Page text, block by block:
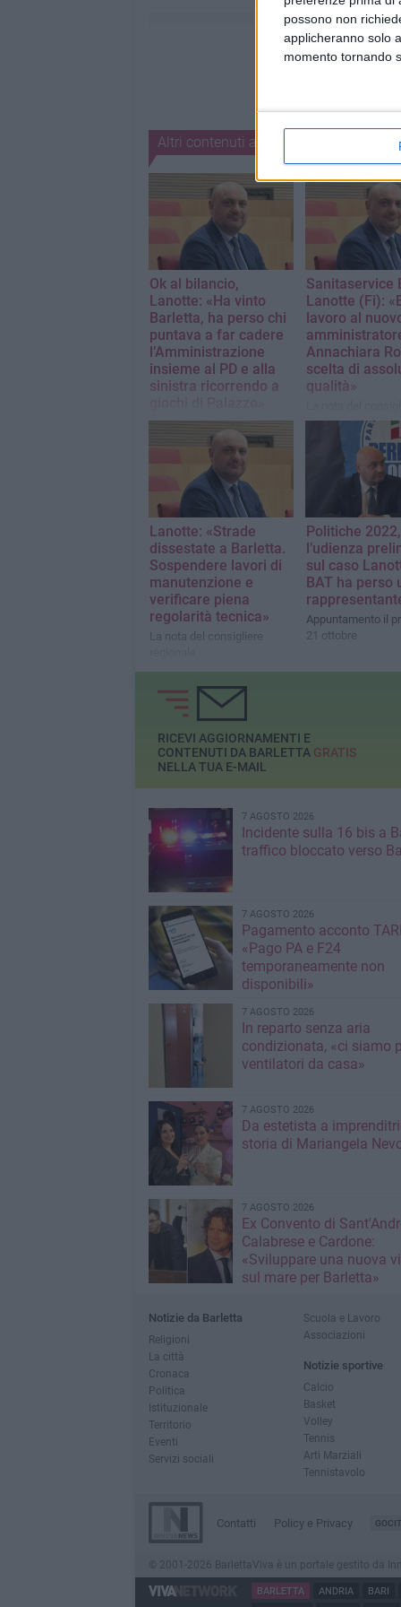
possono non
applicheranno solo
momento tornando
Altri contenuti a tema
Ok al bilancio,
Lanotte: «Ha vinto
Barletta, ha perso chi
puntava a far cadere
l’Amministrazione
insieme al PD e alla
sinistra ricorrendo a
La nota del presidente del
consiglio comunale e
consigliere regionale di
Forza Italia
Sanitaservice
Lanotte (Fi):
lavoro al
Annachiara
scelta di
qualità»
regionale di Forza
Lanotte: «Strade
dissestate a Barletta.
Sospendere lavori di
manutenzione e
verificare piena
regolarità tecnica»
La nota del consigliere
Politiche
l’udienza
sul caso
BAT ha perso
Appuntamento il
21 ottobre
RICEVI AGGIORNAMENTI E
CONTENUTI DA BARLETTA GRATIS
NELLA TUA E-MAIL
7 AGOSTO 2026
Incidente sulla 16 bis a
traffico bloccato verso
7 AGOSTO 2026
Pagamento acconto
«Pago PA e F24
temporaneamente non
disponibili»
7 AGOSTO 2026
In reparto senza aria
condizionata, «ci siamo
ventilatori da casa»
7 AGOSTO 2026
Da estetista a
storia di Mariangela
7 AGOSTO 2026
Ex Convento di
Calabrese e Cardone:
«Sviluppare una nuova
sul mare per Barletta»
Notizie da Barletta
Religioni
La città
Cronaca
Politica
Istituzionale
Territorio
Eventi
Servizi sociali
Scuola e Lavoro
Associazioni
Notizie sportive
Calcio
Basket
Volley
Tennis
Arti Marziali
Tennistavolo
Contatti Policy e Privacy
© 2001-2026 BarlettaViva è un portale gestito da
BARLETTA ANDRIA BARI